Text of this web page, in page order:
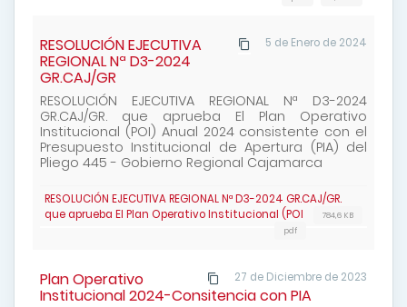
5 de Enero de 2024
RESOLUCIÓN EJECUTIVA
REGIONAL Nª D3-2024
GR.CAJ/GR
RESOLUCIÓN EJECUTIVA REGIONAL Nª D3-2024
GR.CAJ/GR. que aprueba El Plan Operativo
Institucional (POI) Anual 2024 consistente con el
Presupuesto Institucional de Apertura (PIA) del
Pliego 445 - Gobierno Regional Cajamarca
RESOLUCIÓN EJECUTIVA REGIONAL Nª D3-2024 GR.CAJ/GR.
que aprueba El Plan Operativo Institucional (POI
784,6 KB
pdf
27 de Diciembre de 2023
Plan Operativo
Institucional 2024-Consitencia con PIA